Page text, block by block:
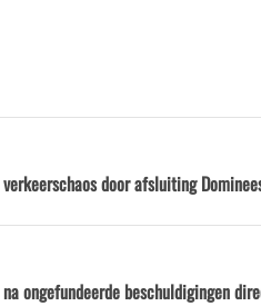
door afsluiting
ongefundeerde beschuldigingen